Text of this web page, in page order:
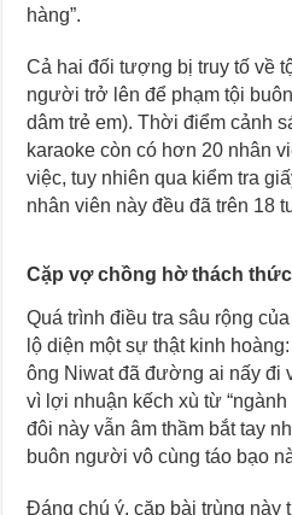
hàng”.
Cả hai đối tượng bị truy tố về
người trở lên để phạm tội
dâm trẻ em). Thời điểm cảnh
karaoke còn có hơn 20 nhân
việc, tuy nhiên qua kiểm tra
nhân viên này đều đã trên 18
Cặp vợ chồng hờ thách
Quá trình điều tra sâu rộng
lộ diện một sự thật kinh
ông Niwat đã đường ai nấy đi
vì lợi nhuận kếch xù từ
đôi này vẫn âm thầm bắt tay
buôn người vô cùng táo bạo
Đáng chú ý, cặp bài trùng này